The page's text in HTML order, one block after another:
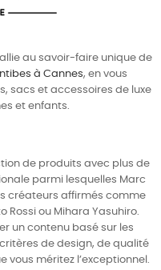
au savoir-faire unique de
à Cannes, en vous
sacs et accessoires de luxe
et enfants.
de produits avec plus de
parmi lesquelles Marc
créateurs affirmés comme
Rossi ou Mihara Yasuhiro.
un contenu basé sur les
de design, de qualité
vous méritez l’exceptionnel.